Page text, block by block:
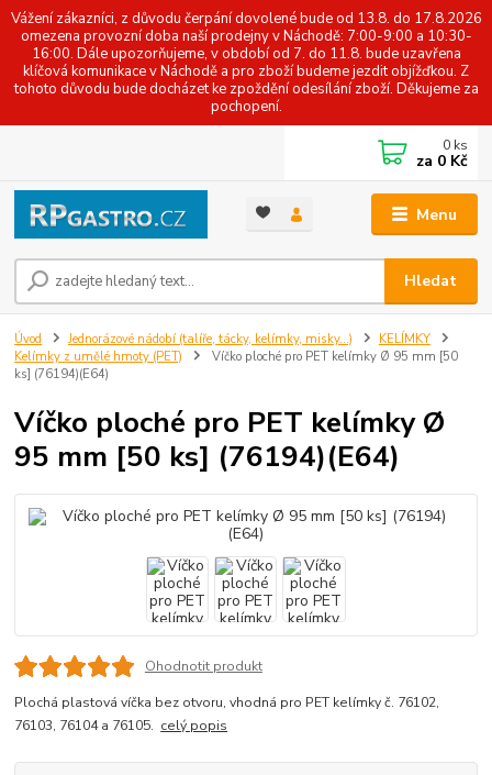
Vážení zákazníci, z důvodu čerpání dovolené bude od 13.8. do 17.8.2026
omezena provozní doba naší prodejny v Náchodě: 7:00-9:00 a 10:30-
16:00. Dále upozorňujeme, v období od 7. do 11.8. bude uzavřena
klíčová komunikace v Náchodě a pro zboží budeme jezdit objížďkou. Z
tohoto důvodu bude docházet ke zpoždění odesílání zboží. Děkujeme za
pochopení.
Menu
Hledat
0 ks
za 0 Kč
Úvod Jednorázové nádobí (talíře, tácky, kelímky, misky...)
KELÍMKY
Kelímky z umělé hmoty (PET)
Víčko ploché pro PET kelímky Ø 95 mm [50
ks] (76194)(E64)
Víčko ploché pro PET kelímky Ø
95 mm [50 ks] (76194)(E64)
Ohodnotit produkt
Plochá plastová víčka bez otvoru, vhodná pro PET kelímky č. 76102,
76103, 76104 a 76105. celý popis